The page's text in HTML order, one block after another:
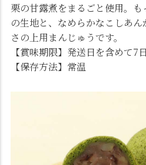
栗の甘露煮をまるごと使用。
の生地と、なめらかなこしあ
さの上用まんじゅうです。
【賞味期限】発送日を含めて7日
【保存方法】常温